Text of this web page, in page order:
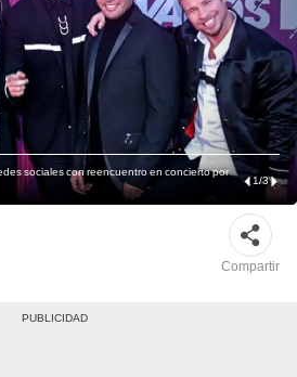
sociales con reencuentro en concierto por
1/3
Compartir